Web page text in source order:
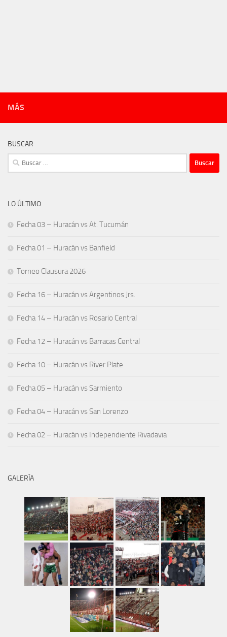
MÁS
BUSCAR
Buscar:
LO ÚLTIMO
Fecha 03 – Huracán vs At. Tucumán
Fecha 01 – Huracán vs Banfield
Torneo Clausura 2026
Fecha 16 – Huracán vs Argentinos Jrs.
Fecha 14 – Huracán vs Rosario Central
Fecha 12 – Huracán vs Barracas Central
Fecha 10 – Huracán vs River Plate
Fecha 05 – Huracán vs Sarmiento
Fecha 04 – Huracán vs San Lorenzo
Fecha 02 – Huracán vs Independiente Rivadavia
GALERÍA